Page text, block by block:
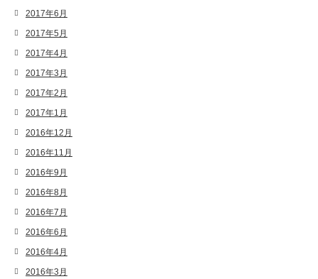
2017年6月
2017年5月
2017年4月
2017年3月
2017年2月
2017年1月
2016年12月
2016年11月
2016年9月
2016年8月
2016年7月
2016年6月
2016年4月
2016年3月